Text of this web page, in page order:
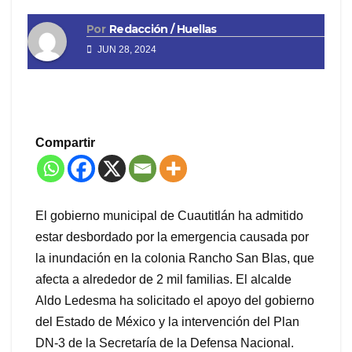
Por Redacción / Huellas
JUN 28, 2024
Compartir
El gobierno municipal de Cuautitlán ha admitido
estar desbordado por la emergencia causada por
la inundación en la colonia Rancho San Blas, que
afecta a alrededor de 2 mil familias. El alcalde
Aldo Ledesma ha solicitado el apoyo del gobierno
del Estado de México y la intervención del Plan
DN-3 de la Secretaría de la Defensa Nacional.